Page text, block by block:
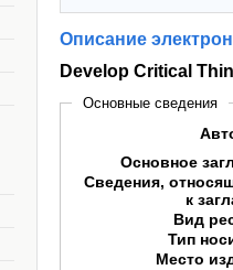
Описание
Develop Critical
Основные сведения
Основное
Сведения,
к
Вид
Тип
Место